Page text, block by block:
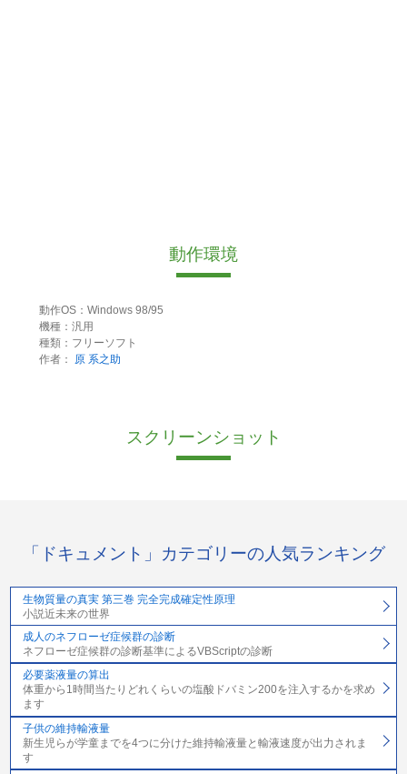
動作環境
動作OS：Windows 98/95
機種：汎用
種類：フリーソフト
作者：
原 系之助
スクリーンショット
「ドキュメント」カテゴリーの人気ランキング
生物質量の真実 第三巻 完全完成確定性原理
小説近未来の世界
成人のネフローゼ症候群の診断
ネフローゼ症候群の診断基準によるVBScriptの診断
必要薬液量の算出
体重から1時間当たりどれくらいの塩酸ドバミン200を注入するかを求め
ます
子供の維持輸液量
新生児らが学童までを4つに分けた維持輸液量と輸液速度が出力されま
す